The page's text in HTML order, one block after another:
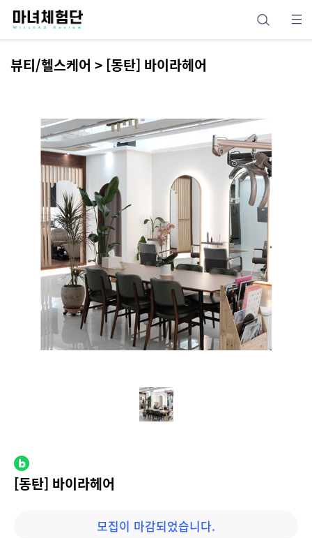
뷰티/헬스케어 > [동탄] 바이라헤어
[동탄] 바이라헤어
모집이 마감되었습니다.